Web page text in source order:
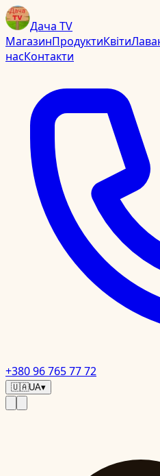
Дача TV
МагазинПродуктиКвіти
насКонтакти
+380 96 765 77 72
🇺🇦UA▾